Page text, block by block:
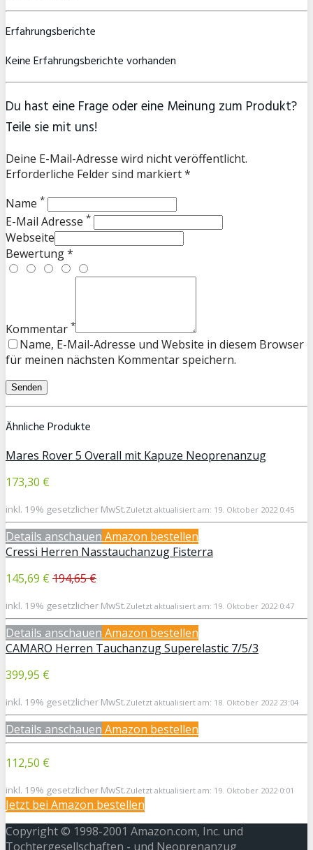
Erfahrungsberichte
Keine Erfahrungsberichte vorhanden
Du hast eine Frage oder eine Meinung zum Produkt?
Teile sie mit uns!
Deine E-Mail-Adresse wird nicht veröffentlicht.
Erforderliche Felder sind markiert *
Name *
E-Mail Adresse *
Webseite
Bewertung *
Kommentar *
Name, E-Mail-Adresse und Website in diesem Browser
für meinen nächsten Kommentar speichern.
Ähnliche Produkte
Mares Rover 5 Overall mit Kapuze Neoprenanzug
173,30 €
inkl. 19% gesetzlicher MwSt.Zuletzt aktualisiert am: 19. Oktober 2022 0:45
Details anschauen Amazon bestellen
Cressi Herren Nasstauchanzug Fisterra
145,69 € 194,65 €
inkl. 19% gesetzlicher MwSt.Zuletzt aktualisiert am: 19. Oktober 2022 0:47
Details anschauen Amazon bestellen
CAMARO Herren Tauchanzug Superelastic 7/5/3
399,95 €
inkl. 19% gesetzlicher MwSt.Zuletzt aktualisiert am: 18. Oktober 2022 23:04
Details anschauen Amazon bestellen
112,50 €
inkl. 19% gesetzlicher MwSt.Zuletzt aktualisiert am: 19. Oktober 2022 0:01
Jetzt bei Amazon bestellen
Copyright © 1998-2001 Amazon.com, Inc. und
Tochtergesellschaften - und Neoprenanzug